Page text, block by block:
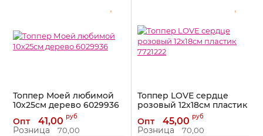
Топпер Моей любимой
10х25см дерево 6029936
Артикул: 6029936
Опт 41,00 руб
Розница 70,00
Топпер LOVE сердце
розовый 12х18см пластик
Артикул: 7721222
Опт 45,00 руб
Розница 70,00